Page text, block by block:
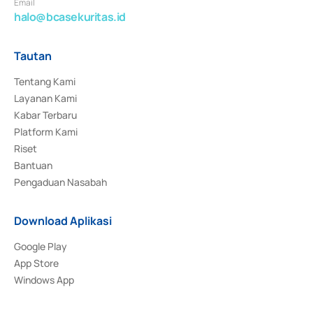
halo@bcasekuritas.id
Tautan
Tentang Kami
Layanan Kami
Kabar Terbaru
Platform Kami
Riset
Bantuan
Pengaduan Nasabah
Download Aplikasi
Google Play
App Store
Windows App